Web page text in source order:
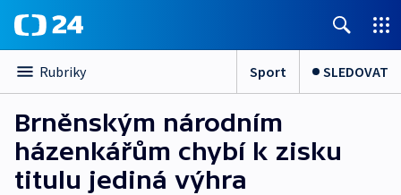
Rubriky Sport SLEDOVAT
Brněnským národním
házenkářům chybí k zisku
titulu jediná výhra